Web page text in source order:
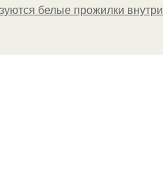
белые прожилки внутри